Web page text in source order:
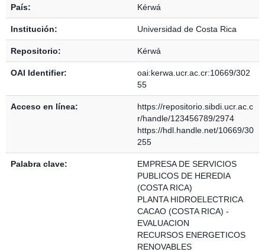
País: Kérwá
Institución: Universidad de Costa Rica
Repositorio: Kérwá
OAI Identifier:
oai:kerwa.ucr.ac.cr:10669/302
55
Acceso en línea:
https://repositorio.sibdi.ucr.ac.c
r/handle/123456789/2974
https://hdl.handle.net/10669/30
255
Palabra clave:
EMPRESA DE SERVICIOS
PUBLICOS DE HEREDIA
(COSTA RICA)
PLANTA HIDROELECTRICA
CACAO (COSTA RICA) -
EVALUACION
RECURSOS ENERGETICOS
RENOVABLES